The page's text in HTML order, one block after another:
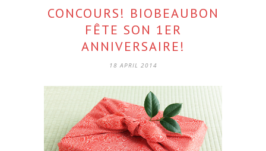
CONCOURS! BIOBEAUBON
FÊTE SON 1ER
ANNIVERSAIRE!
18 APRIL 2014